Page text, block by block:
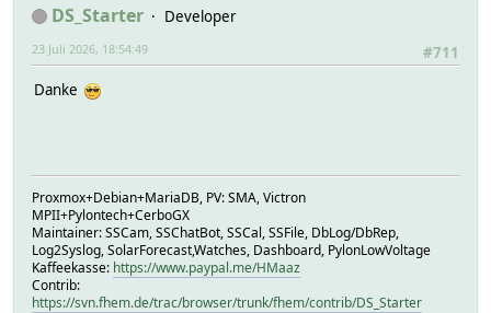
DS_Starter
Developer
#711
23 Juli 2026, 18:54:49
Danke
Proxmox+Debian+MariaDB, PV: SMA, Victron
MPII+Pylontech+CerboGX
Maintainer: SSCam, SSChatBot, SSCal, SSFile, DbLog/DbRep,
Log2Syslog, SolarForecast,Watches, Dashboard, PylonLowVoltage
Kaffeekasse: https://www.paypal.me/HMaaz
Contrib:
https://svn.fhem.de/trac/browser/trunk/fhem/contrib/DS_Starter